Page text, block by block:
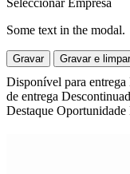
Seleccionar Empresa
Some text in the modal.
Gravar Gravar e
Disponível para entrega
de entrega
Destaque Oportunidade